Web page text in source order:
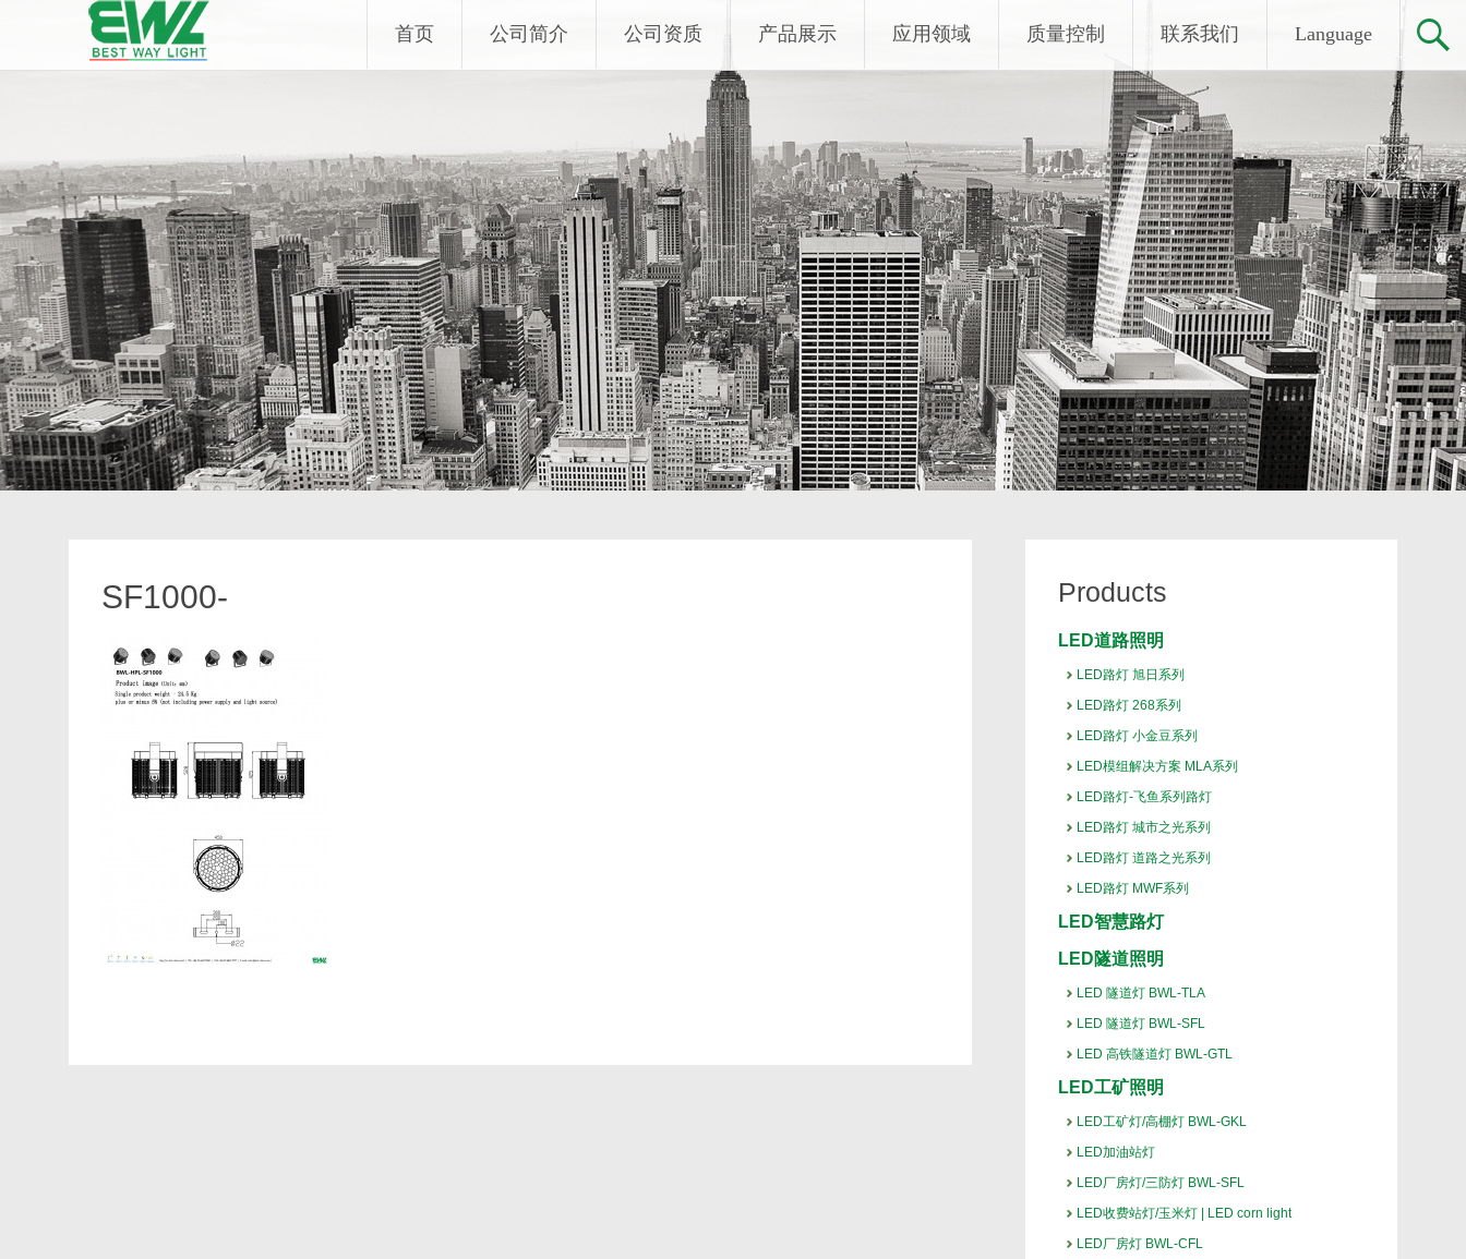
to
首页 公司简介 公司资质 产品展示 应用领域 质量控制 联系我们 Language
SF1000- Products
LED道路照明
LED路灯 旭日系列
LED路灯 268系列
LED路灯 小金豆系列
LED模组解决方案 MLA系列
LED路灯-飞鱼系列路灯
LED路灯 城市之光系列
LED路灯 道路之光系列
LED路灯 MWF系列
LED智慧路灯
LED隧道照明
LED 隧道灯 BWL-TLA
LED 隧道灯 BWL-SFL
LED 高铁隧道灯 BWL-GTL
LED工矿照明
LED工矿灯/高棚灯 BWL-GKL
LED加油站灯
LED厂房灯/三防灯 BWL-SFL
LED收费站灯/玉米灯 | LED corn light
LED厂房灯 BWL-CFL